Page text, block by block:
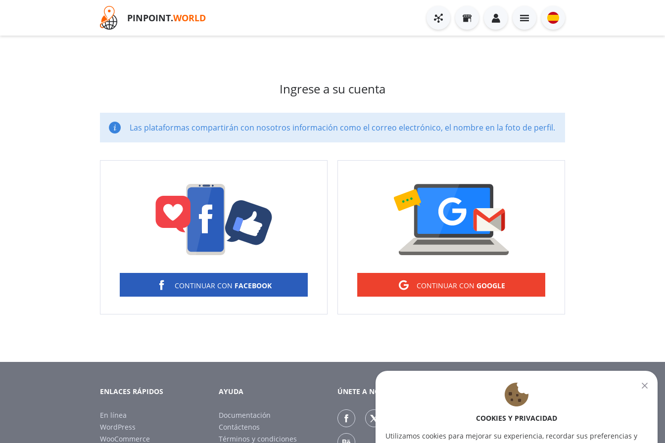
PINPOINT.WORLD
Ingrese a su cuenta
Las plataformas compartirán con nosotros información como el correo electrónico, el nombre en la foto de perfil.
CONTINUAR CON FACEBOOK CONTINUAR CON GOOGLE
ENLACES RÁPIDOS
En línea
WordPress
WooCommerce
AYUDA
Documentación
Contáctenos
Términos y condiciones
ÚNETE A NOSOTROS
Suscríbase a nuestro boletín
COOKIES Y PRIVACIDAD
Utilizamos cookies para mejorar su experiencia, recordar sus preferencias y